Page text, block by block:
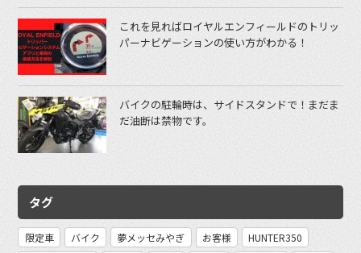
これを見ればロイヤルエンフィールドのトリッ
パーナビゲーションの使い方がわかる！
バイクの駐輪時は、サイドスタンドで！まだま
だ油断は禁物です。
タグ
限定車 バイク 夢メッセみやぎ お客様
HUNTER350